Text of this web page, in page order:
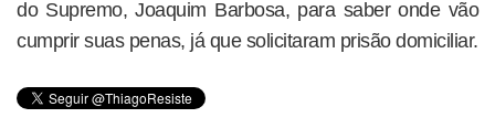
do Supremo, Joaquim Barbosa, para saber onde vão
cumprir suas penas, já que solicitaram prisão domiciliar.